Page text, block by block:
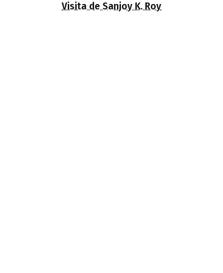
Visita de Sanjoy K. Roy